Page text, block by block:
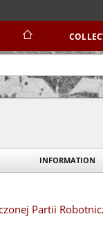
INFORMATION
Partii